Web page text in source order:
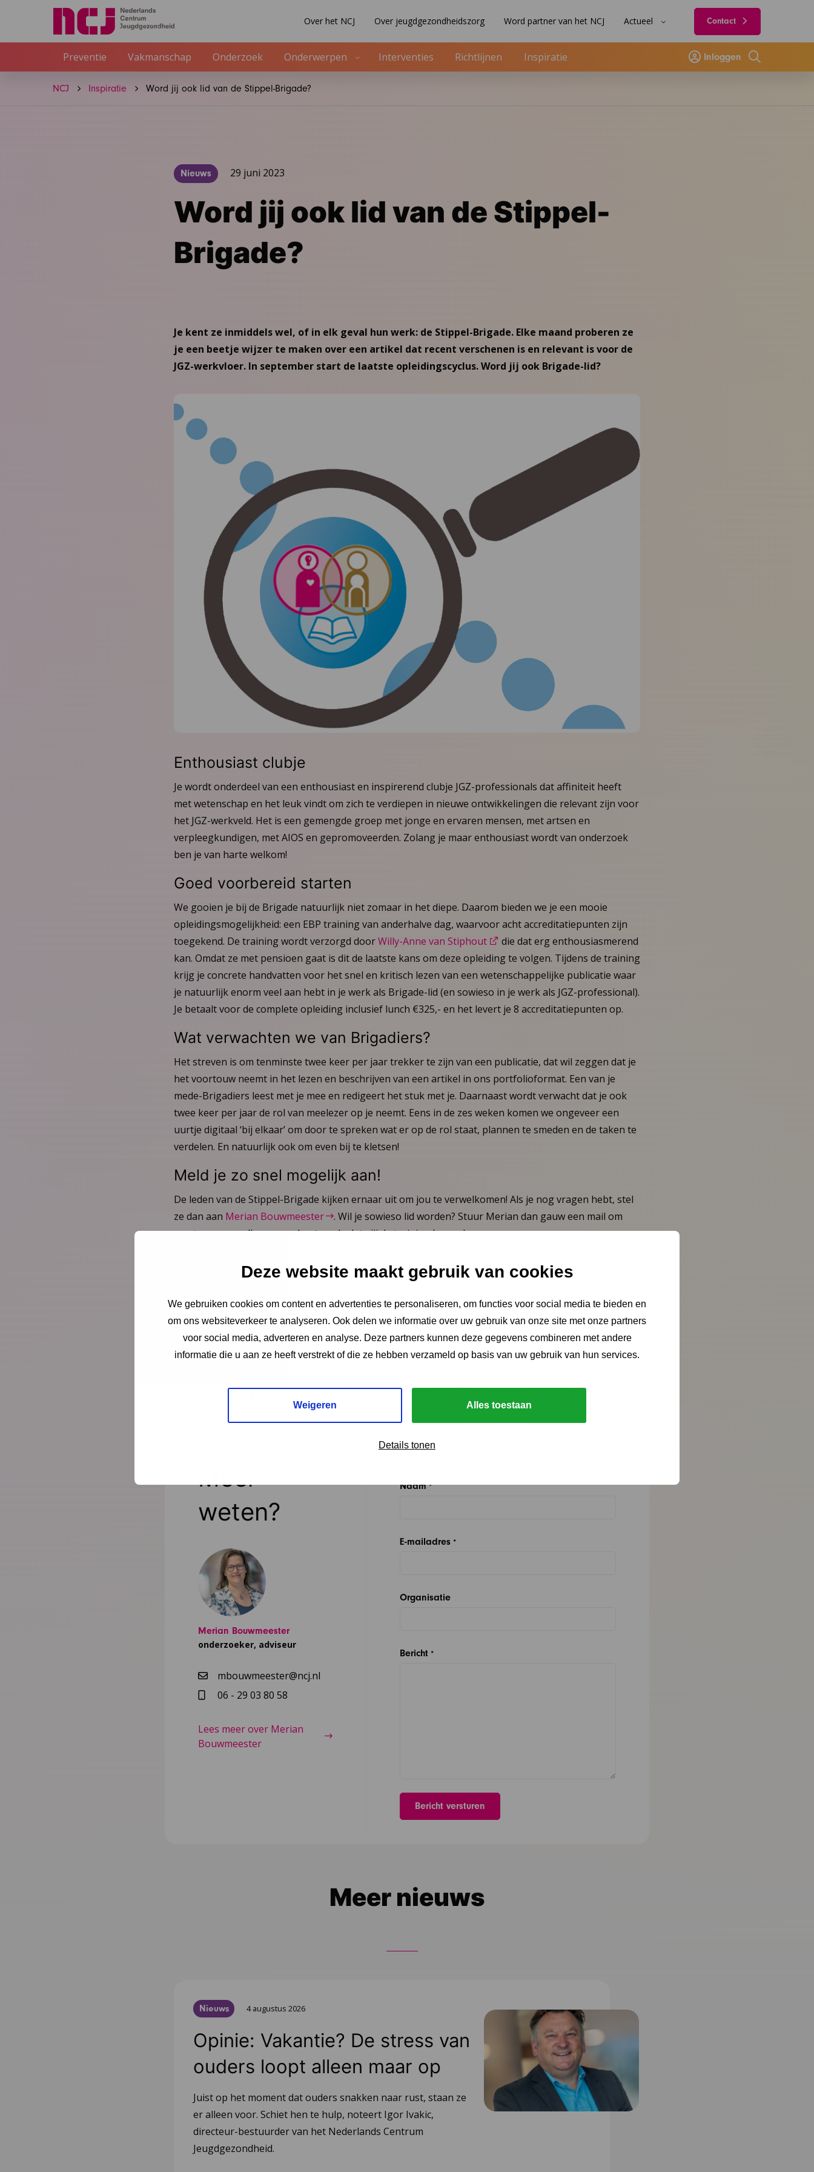
Deze website maakt gebruik van cookies
We gebruiken cookies om content en advertenties te personaliseren, om functies voor social media te bieden en
om ons websiteverkeer te analyseren. Ook delen we informatie over uw gebruik van onze site met onze partners
voor social media, adverteren en analyse. Deze partners kunnen deze gegevens combineren met andere
informatie die u aan ze heeft verstrekt of die ze hebben verzameld op basis van uw gebruik van hun services.
Weigeren Alles toestaan
Details tonen
Over het NCJ Over jeugdgezondheidszorg Word partner van het NCJ Actueel Contact
Preventie Vakmanschap Onderzoek Onderwerpen Interventies Richtlijnen Inspiratie Inloggen
Zoeken
NCJ Inspiratie Word jij ook lid van de Stippel-Brigade?
Nieuws 29 juni 2023
Word jij ook lid van de Stippel-
Brigade?
Je kent ze inmiddels wel, of in elk geval hun werk: de Stippel-Brigade. Elke maand proberen ze
je een beetje wijzer te maken over een artikel dat recent verschenen is en relevant is voor de
JGZ-werkvloer. In september start de laatste opleidingscyclus. Word jij ook Brigade-lid?
Enthousiast clubje
Je wordt onderdeel van een enthousiast en inspirerend clubje JGZ-professionals dat affiniteit heeft
met wetenschap en het leuk vindt om zich te verdiepen in nieuwe ontwikkelingen die relevant zijn voor
het JGZ-werkveld. Het is een gemengde groep met jonge en ervaren mensen, met artsen en
verpleegkundigen, met AIOS en gepromoveerden. Zolang je maar enthousiast wordt van onderzoek
ben je van harte welkom!
Goed voorbereid starten
We gooien je bij de Brigade natuurlijk niet zomaar in het diepe. Daarom bieden we je een mooie
opleidingsmogelijkheid: een EBP training van anderhalve dag, waarvoor acht accreditatiepunten zijn
toegekend. De training wordt verzorgd doorWilly-Anne van Stiphout
die dat erg enthousiasmerend
kan. Omdat ze met pensioen gaat is dit de laatste kans om deze opleiding te volgen. Tijdens de training
krijg je concrete handvatten voor het snel en kritisch lezen van een wetenschappelijke publicatie waar
je natuurlijk enorm veel aan hebt in je werk als Brigade-lid (en sowieso in je werk als JGZ-professional).
Je betaalt voor de complete opleiding inclusief lunch €325,- en het levert je 8 accreditatiepunten op.
Wat verwachten we van Brigadiers?
Het streven is om tenminste twee keer per jaar trekker te zijn van een publicatie, dat wil zeggen dat je
het voortouw neemt in het lezen en beschrijven van een artikel in ons portfolioformat. Een van je
mede-Brigadiers leest met je mee en redigeert het stuk met je. Daarnaast wordt verwacht dat je ook
twee keer per jaar de rol van meelezer op je neemt. Eens in de zes weken komen we ongeveer een
uurtje digitaal ‘bij elkaar’ om door te spreken wat er op de rol staat, plannen te smeden en de taken te
verdelen. En natuurlijk ook om even bij te kletsen!
Meld je zo snel mogelijk aan!
De leden van de Stippel-Brigade kijken ernaar uit om jou te verwelkomen! Als je nog vragen hebt, stel
ze dan aan Merian Bouwmeester
. Wil je sowieso lid worden? Stuur Merian dan gauw een mail om
aan te geven welke van onderstaande data jij de training kan volgen.
Datum training
Woensdag 6 september van 10.00-17.00 uur
en
Vrijdag 29 september van 10.00 tot 16.00 uur
Deel deze pagina Via LinkedIn Via e-mail Kopieer link
Meer
weten?
Merian Bouwmeester
onderzoeker, adviseur
mbouwmeester@ncj.nl
06 - 29 03 80 58
Lees meer over Merian
Bouwmeester
Naam *
E-mailadres *
Organisatie
Bericht *
Meer nieuws
Nieuws 4 augustus 2026
Opinie: Vakantie? De stress van
ouders loopt alleen maar op
Juist op het moment dat ouders snakken naar rust, staan ze
er alleen voor. Schiet hen te hulp, noteert Igor Ivakic,
directeur-bestuurder van het Nederlands Centrum
Jeugdgezondheid.